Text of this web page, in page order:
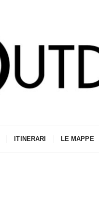
ITINERARI LE MAPPE